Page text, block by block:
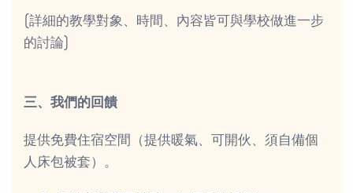
(詳細的教學對象、時間、內容皆可與學校做進一步
的討論)
三、我們的回饋
提供免費住宿空間（提供暖氣、可開伙、須自備個
人床包被套）。